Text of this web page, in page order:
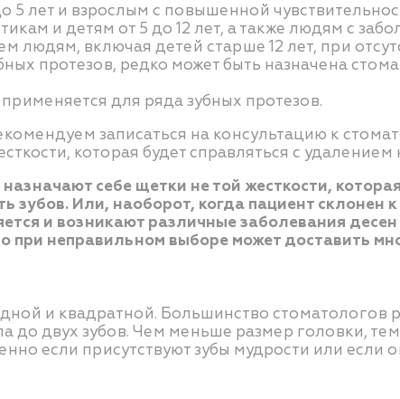
5 лет и взрослым с повышенной
и детям от 5 до 12 лет, а также людям с
людям, включая детей старше 12 лет, при
протезов, редко может быть назначена
для ряда зубных протезов.
записаться на консультацию к
которая будет справляться с
себе щетки не той жесткости,
зубов. Или, наоборот, когда пациент
и возникают различные заболевания
при неправильном выборе может доставить
и квадратной. Большинство стоматологов
до двух зубов. Чем меньше размер головки,
если присутствуют зубы мудрости или если